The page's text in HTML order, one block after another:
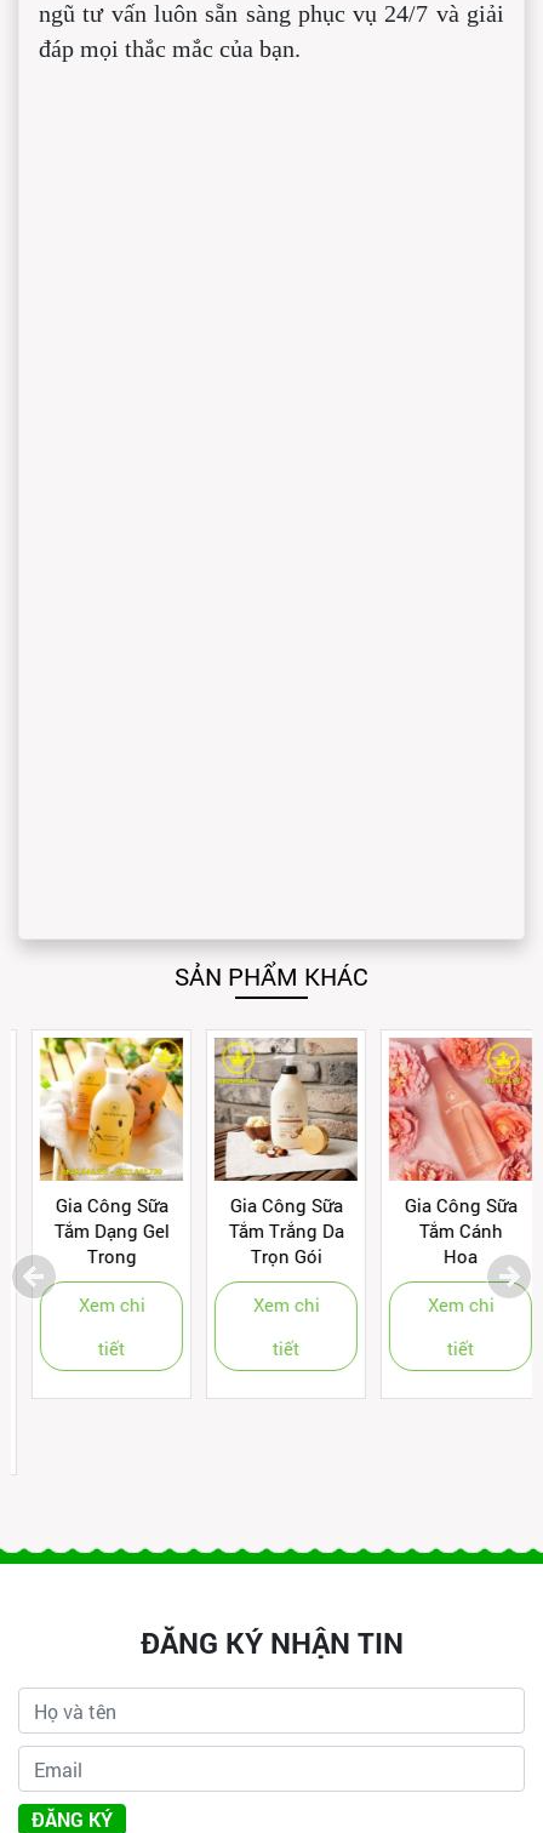
ngũ tư vấn luôn sẵn sàng phục vụ 24/7 và giải
đáp mọi thắc mắc của bạn.
SẢN PHẨM KHÁC
Gia Công Sữa
Tắm Dạng Gel
Trong
Xem chi
tiết
Gia Công Sữa
Tắm Trắng Da
Trọn Gói
Xem chi
tiết
Gia Công Sữa
Tắm Cánh
Hoa
Xem chi
tiết
ĐĂNG KÝ NHẬN TIN
ĐĂNG KÝ